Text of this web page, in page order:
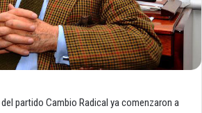
partido Cambio Radical ya comenzaron a